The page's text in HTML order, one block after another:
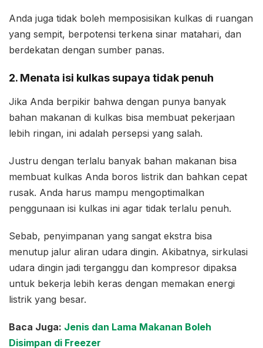
Anda juga tidak boleh memposisikan kulkas di ruangan
yang sempit, berpotensi terkena sinar matahari, dan
berdekatan dengan sumber panas.
2. Menata isi kulkas supaya tidak penuh
Jika Anda berpikir bahwa dengan punya banyak
bahan makanan di kulkas bisa membuat pekerjaan
lebih ringan, ini adalah persepsi yang salah.
Justru dengan terlalu banyak bahan makanan bisa
membuat kulkas Anda boros listrik dan bahkan cepat
rusak. Anda harus mampu mengoptimalkan
penggunaan isi kulkas ini agar tidak terlalu penuh.
Sebab, penyimpanan yang sangat ekstra bisa
menutup jalur aliran udara dingin. Akibatnya, sirkulasi
udara dingin jadi terganggu dan kompresor dipaksa
untuk bekerja lebih keras dengan memakan energi
listrik yang besar.
Baca Juga: Jenis dan Lama Makanan Boleh
Disimpan di Freezer